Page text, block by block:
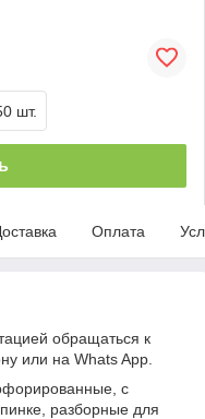
шт.
Оплата
обращаться к
или на Whats App.
с
разборные для